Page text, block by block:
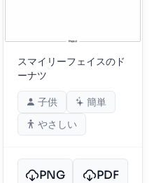
スマイリーフェイスのド
ーナツ
子供
簡単
やさしい
PNG PDF